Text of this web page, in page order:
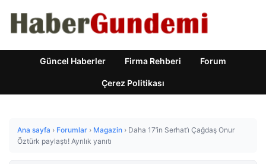
Güncel Haberler Firma Rehberi Forum
Çerez Politikası
Ana sayfa › Forumlar › Magazin › Daha 17’in Serhat’ı Çağdaş Onur
Öztürk paylaştı! Ayrılık yanıtı